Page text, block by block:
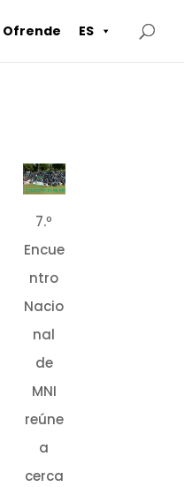
Ofrende ES
7.º
Encue
ntro
Nacio
nal
de
MNI
reúne
a
cerca